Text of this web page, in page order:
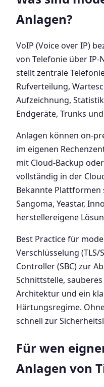
Anlagen?
VoIP (Voice over IP)
von Telefonie über IP-
stellt zentrale
Rufverteilung,
Aufzeichnung,
Endgeräte, Trunks
Anlagen können on-
im eigenen
mit Cloud-Backup
vollständig in der
Bekannte Plattformen
Sangoma, Yeastar,
herstellereigene
Best Practice für
Verschlüsselung (TLS/
Controller (SBC) zur
Schnittstelle,
Architektur und ein
Härtungsregime.
schnell zur
Für wen
Anlagen von